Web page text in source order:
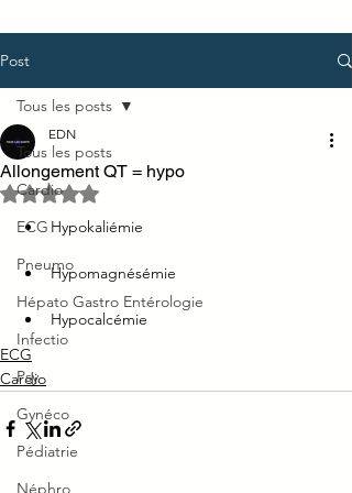
Post
Tous les posts
Cardio
ECG
Pneumo
Hépato Gastro Entérologie
Infectio
Psy
Gynéco
Pédiatrie
Néphro
Tous les posts
Allongement QT = hypo
EDN
Noté NaN étoiles sur 5.
Hypokaliémie
Hypomagnésémie
Hypocalcémie
ECG
Cardio